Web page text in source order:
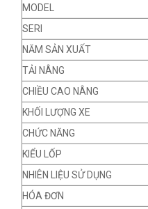
MODEL
SERI
NĂM SẢN XUẤT
TẢI NÂNG
CHIỀU CAO NÂNG
KHỐI LƯỢNG XE
CHỨC NĂNG
KIỂU LỐP
NHIÊN LIỆU SỬ DỤNG
HÓA ĐƠN